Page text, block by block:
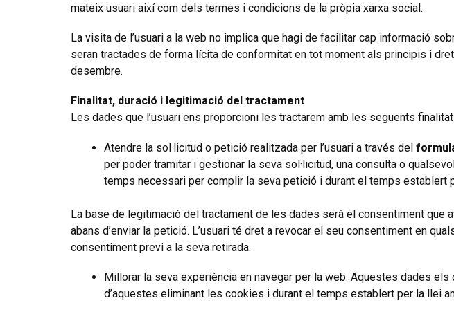
mateix usuari així com dels termes i condicions de la pròpia xarxa social.
La visita de l’usuari a la web no implica que hagi de facilitar cap informació
seran tractades de forma lícita de conformitat en tot moment als principis i
desembre.
Finalitat, duració i legitimació del tractament
Les dades que l’usuari ens proporcioni les tractarem amb les següents
Atendre la sol·licitud o petició realitzada per l’usuari a través del
per poder tramitar i gestionar la seva sol·licitud, una consulta o
temps necessari per complir la seva petició i durant el temps establert
La base de legitimació del tractament de les dades serà el consentiment que
abans d’enviar la petició. L’usuari té dret a revocar el seu consentiment en
consentiment previ a la seva retirada.
Millorar la seva experiència en navegar per la web. Aquestes dades
d’aquestes eliminant les cookies i durant el temps establert per la llei